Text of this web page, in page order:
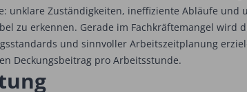
unklare Zuständigkeiten, ineffiziente Abläufe
zu erkennen. Gerade im Fachkräftemangel
und sinnvoller Arbeitszeitplanung
Deckungsbeitrag pro Arbeitsstunde.